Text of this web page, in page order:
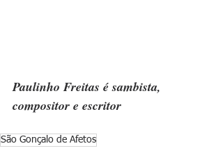
Paulinho Freitas é sambista,
compositor e escritor
São Gonçalo de Afetos